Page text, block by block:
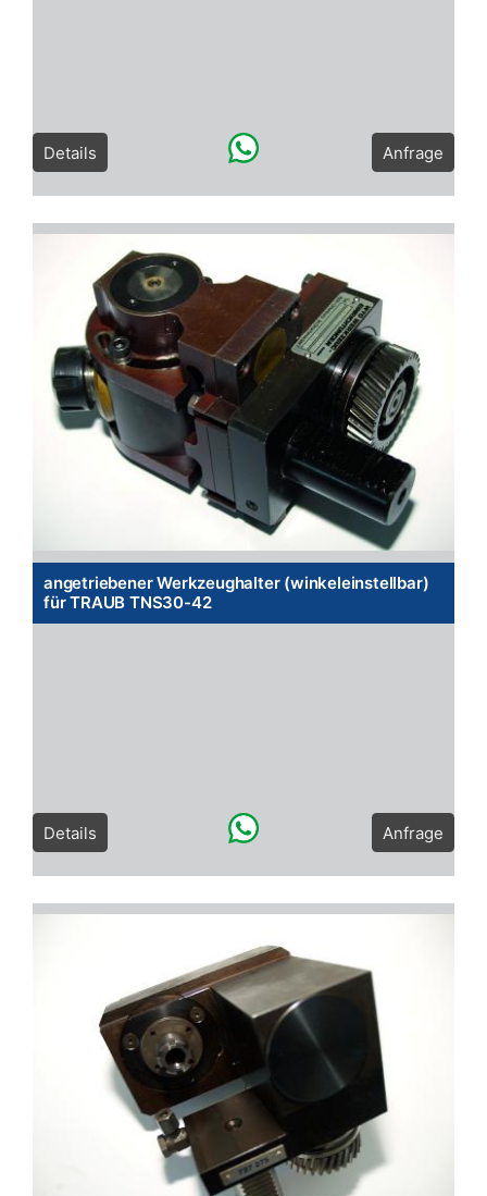
Details Anfrage
angetriebener Werkzeughalter (winkeleinstellbar)
für TRAUB TNS30-42
Details Anfrage